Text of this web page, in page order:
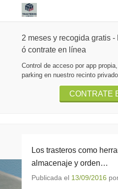
2 meses y recogida gratis
ó contrate en línea
Control de acceso por app
parking en nuestro recinto privado
CONTRATE
Los trasteros como
almacenaje y orden…
Publicada el 13/09/2016